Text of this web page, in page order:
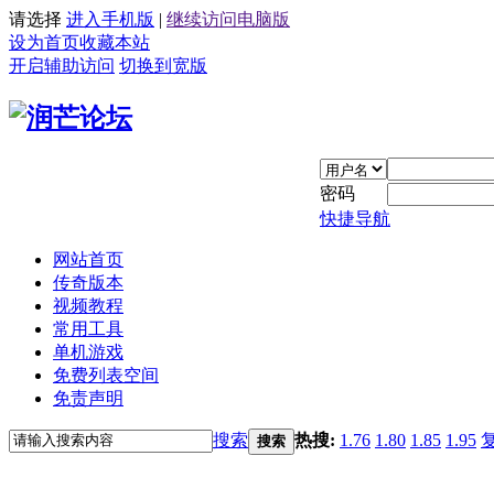
请选择 进入手机版 | 继续访问电脑版
设为首页收藏本站
开启辅助访问 切换到宽版
密码
快捷导航
网站首页
传奇版本
视频教程
常用工具
单机游戏
免费列表空间
免责声明
搜索 搜索 热搜: 1.76 1.80 1.85 1.95